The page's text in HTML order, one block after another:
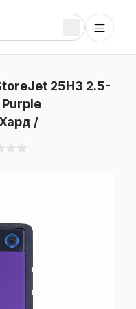
25H3 2.5-
Хард /